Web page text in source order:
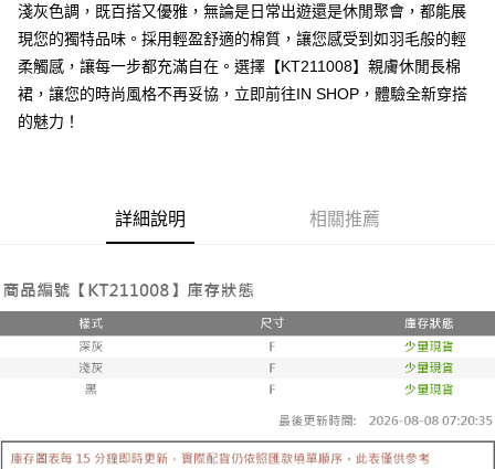
2.付款方式選擇「大哥付你分期」，訂單成立後會自動跳轉到大哥付的交易
流程，驗證手機門號後，選擇欲分期的期數、繳款截止日，確認付款後即完
成交易。
3.實際核准額度、可分期數及費用金額請依後續交易確認頁面所載為準。
4.訂單成立30分鐘內，如未前往確認交易或遇審核未通過，訂單將自動取
法說明評估內容。
2.透過簡訊連結打開帳單後，可選擇「超商條碼／台灣大直營門市／銀行轉
帳／街口支付／iPASS MONEY」等通路繳費。
1.本服務係由「台灣大哥大股份有限公司」（以下簡稱本公司）所提供，讓
買賣價金債權讓與本公司後，依約使用本公司帳單繳交帳款。
2.基於同意付款使用「大哥付你分期」之契約關係目的，商店將以您的個人
資料（包含姓名、電話或地址）提供予台灣大哥大進項蒐集、處理及利用，
由本公司與您本人進行分期帳單所需資料之確認、核對及更正。
相關說明
【關於「AFTEE先享後付」】
AFTEE先享後付是「在收到商品之後才付款」的支付方式。 讓您購物簡單
便利好安心！
１．簡單：不需註冊會員、不需綁卡、不需儲值。
２．便利：只要手機號碼，簡訊認證，即可結帳。
結帳頁面，進行簡訊認證並確認金額後，即可完成結帳。
※ 請注意：結帳手續完成當下不需立刻繳費，但若您需要取消訂單，請聯絡
購買商品的店家。未經商家同意取消之訂單仍視為有效，需透過AFTEE先享
後付繳納相關費用。
※ 交易是否成功請以「AFTEE先享後付 」之結帳頁面顯示為準，若有關於
是否繳費成功／繳費後需取消欲退款等相關疑問，請聯繫「AFTEE先享後付
客戶支援中心」
https://netprotections.freshdesk.com/support/home
１．透過由恩沛科技股份有限公司提供之「AFTEE先享後付」服務完成之交
付款後全家取貨
每筆NT$60，滿NT$1,600(含以上)免運費
已關閉，請勿下單
每筆NT$10,000
已關閉，請勿下單(付取)
每筆NT$10,000
每筆NT$60，滿NT$1,800(含以上)免運費
淺灰色調，既百搭又優雅，無論是日常出遊還是休閒聚會，都能展
現您的獨特品味。採用輕盈舒適的棉質，讓您感受到如羽毛般的輕
柔觸感，讓每一步都充滿自在。選擇【KT211008】親膚休閒長棉
裙，讓您的時尚風格不再妥協，立即前往IN SHOP，體驗全新穿搭
的魅力！
詳細說明 相關推薦